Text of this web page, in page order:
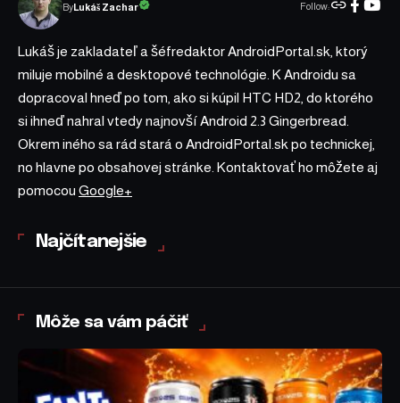
ByLukáš Zachar Follow:
Lukáš je zakladateľ a šéfredaktor AndroidPortal.sk, ktorý
miluje mobilné a desktopové technológie. K Androidu sa
dopracoval hneď po tom, ako si kúpil HTC HD2, do ktorého
si ihneď nahral vtedy najnovší Android 2.3 Gingerbread.
Okrem iného sa rád stará o AndroidPortal.sk po technickej,
no hlavne po obsahovej stránke. Kontaktovať ho môžete aj
pomocou Google+
Najčítanejšie
Môže sa vám páčiť